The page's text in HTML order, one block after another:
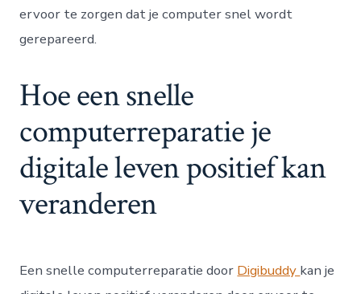
ervoor te zorgen dat je computer snel wordt
gerepareerd.
Hoe een snelle
computerreparatie je
digitale leven positief kan
veranderen
Een snelle computerreparatie door Digibuddy kan je